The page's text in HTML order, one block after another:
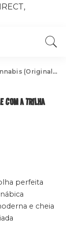
Soundtrack): eleve sua vibe com a trilha sonora perfeita para momentos canábicos
COM A TRILHA
perfeita
e cheia